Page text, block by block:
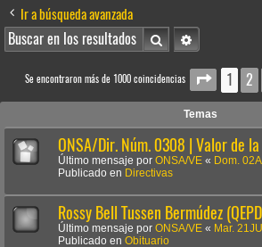
Ir a búsqueda avanzada
BuscarBúsqueda
Se encontraron más de 1000 coincidencias Página1
1 2
Temas
ONSA/Dir. Núm. 0308 | Valor de
Último mensaje por ONSA/VE « Dom.
Publicado en Directivas
Rossy Bell Tussen Bermúdez
Último mensaje por ONSA/VE « Mar.
Publicado en Obituario